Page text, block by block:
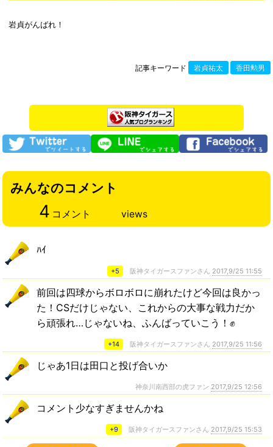
岩貞がんばれ！
記事キーワード 岩貞祐太 香田勲男
みんなのコメント
4 コメント views
ﾊｲ
+5 阪神タイガースファンさん 2017,9/25 11:55
前回は四球からボロボロに崩れたけど今回は良かっ
た！CSだけじゃない、これからの大事な戦力だか
ら頑張れ…じゃないね、ふんばっていこう！✊
+14 阪神タイガースファンさん 2017,9/25 11:56
じゃあ1日は田口と投げ合いか
神奈川南西部の虎ファン 2017,9/25 12:56
コメント少なすぎませんかね
+9 阪神タイガースファンさん 2017,9/25 15:53